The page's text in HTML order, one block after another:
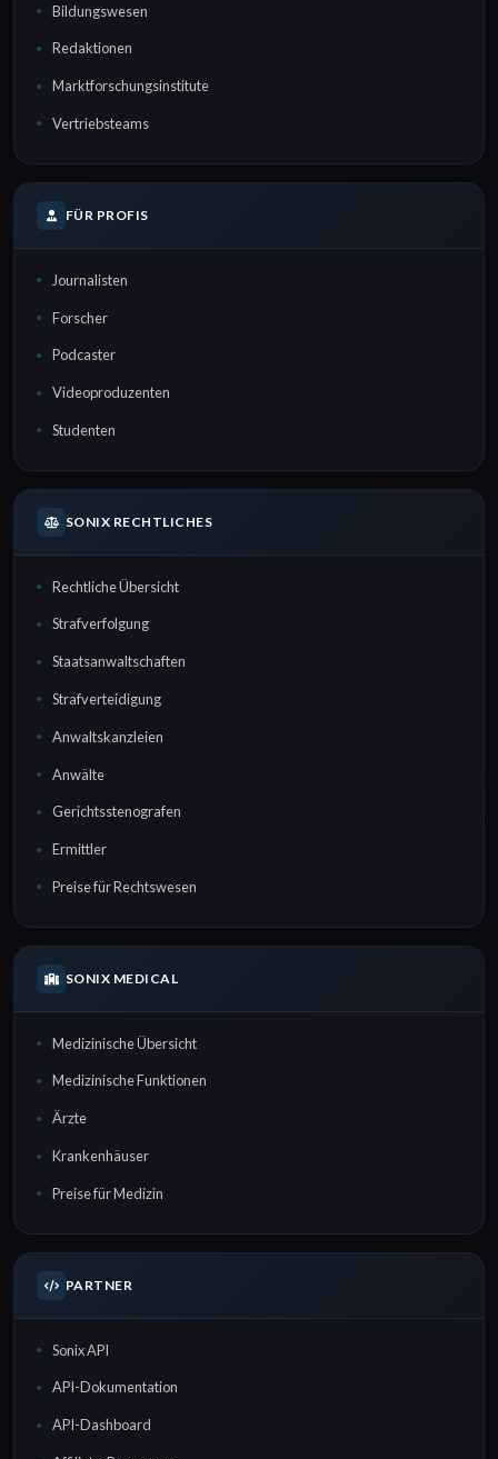
Bildungswesen
Redaktionen
Marktforschungsinstitute
Vertriebsteams
FÜR PROFIS
Journalisten
Forscher
Podcaster
Videoproduzenten
Studenten
SONIX RECHTLICHES
Rechtliche Übersicht
Strafverfolgung
Staatsanwaltschaften
Strafverteidigung
Anwaltskanzleien
Anwälte
Gerichtsstenografen
Ermittler
Preise für Rechtswesen
SONIX MEDICAL
Medizinische Übersicht
Medizinische Funktionen
Ärzte
Krankenhäuser
Preise für Medizin
PARTNER
Sonix API
API-Dokumentation
API-Dashboard